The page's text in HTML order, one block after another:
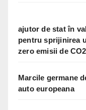
ajutor de stat în
pentru sprijinirea
zero emisii de CO2
Marcile germane
auto europeana